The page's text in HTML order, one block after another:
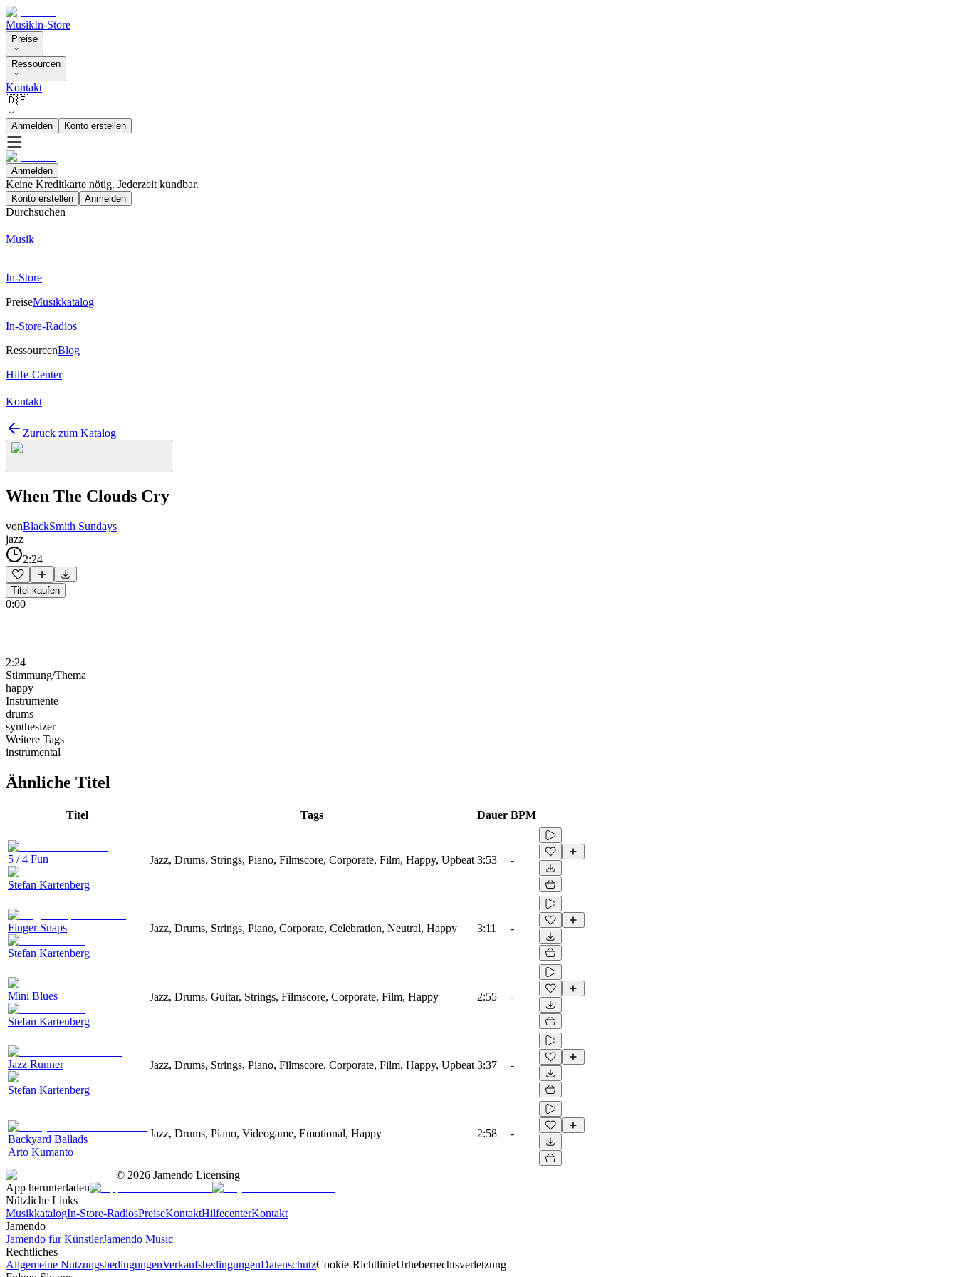
MusikIn-Store
Preise
Ressourcen
Kontakt
🇩🇪
Anmelden Konto erstellen
Anmelden
Keine Kreditkarte nötig. Jederzeit kündbar.
Konto erstellen Anmelden
Durchsuchen
Musik
In-Store
PreiseMusikkatalog
In-Store-Radios
RessourcenBlog
Hilfe-Center
Kontakt
Zurück zum Katalog
When The Clouds Cry
vonBlackSmith Sundays
jazz
2:24
Titel kaufen
0:00
2:24
Stimmung/Thema
happy
Instrumente
drums
synthesizer
Weitere Tags
instrumental
Ähnliche Titel
Titel Tags Dauer BPM
5 / 4 Fun
Stefan Kartenberg
Jazz, Drums, Strings, Piano, Filmscore, Corporate, Film, Happy, Upbeat 3:53 -
Finger Snaps
Stefan Kartenberg
Jazz, Drums, Strings, Piano, Corporate, Celebration, Neutral, Happy 3:11 -
Mini Blues
Stefan Kartenberg
Jazz, Drums, Guitar, Strings, Filmscore, Corporate, Film, Happy 2:55 -
Jazz Runner
Stefan Kartenberg
Jazz, Drums, Strings, Piano, Filmscore, Corporate, Film, Happy, Upbeat 3:37 -
Backyard Ballads
Arto Kumanto
Jazz, Drums, Piano, Videogame, Emotional, Happy 2:58 -
© 2026 Jamendo Licensing
App herunterladen
Nützliche Links
MusikkatalogIn-Store-RadiosPreiseKontaktHilfecenterKontakt
Jamendo
Jamendo für KünstlerJamendo Music
Rechtliches
Allgemeine NutzungsbedingungenVerkaufsbedingungenDatenschutzCookie-RichtlinieUrheberrechtsverletzung